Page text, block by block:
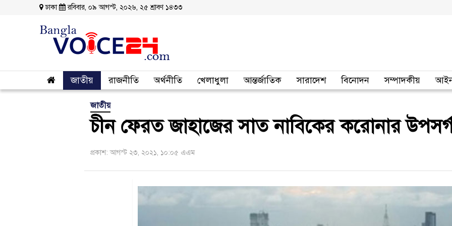
ঢাকা রবিবার, ০৯ আগস্ট, ২০২৬, ২৫ শ্রাবণ ১৪৩৩
জাতীয় রাজনীতি অর্থনীতি খেলাধুলা আন্তর্জাতিক সারাদেশ বিনোদন সম্পাদকীয়
জাতীয়
চীন ফেরত জাহাজের সাত নাবিকের করোনার
প্রকাশ: আগস্ট ২৩, ২০২১, ১০:০৫ এএম